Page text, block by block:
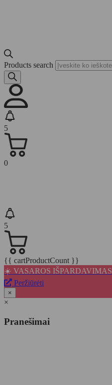
Products search
5
0
5
{{ cartProductCount }}
☀️ VASAROS IŠPARDAVIMAS
Peržiūrėti
×
×
Pranešimai